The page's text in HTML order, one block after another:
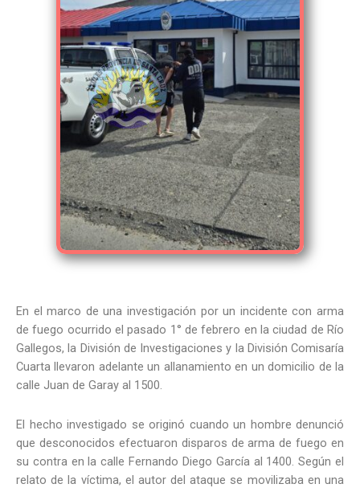
En el marco de una investigación por un incidente con arma
de fuego ocurrido el pasado 1° de febrero en la ciudad de Río
Gallegos, la División de Investigaciones y la División Comisaría
Cuarta llevaron adelante un allanamiento en un domicilio de la
calle Juan de Garay al 1500.
El hecho investigado se originó cuando un hombre denunció
que desconocidos efectuaron disparos de arma de fuego en
su contra en la calle Fernando Diego García al 1400. Según el
relato de la víctima, el autor del ataque se movilizaba en una